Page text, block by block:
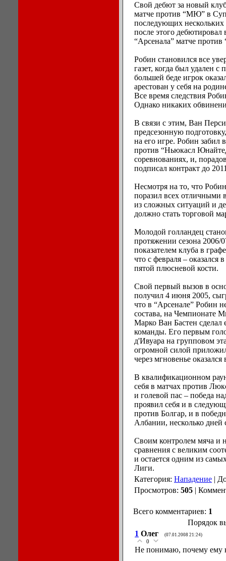
Свой дебют за новый
матче против “МЮ” в
последующих нескольких
после этого
“Арсенала” матче
Робин становился все
газет, когда был удален
большей беде игрок
арестован у себя на
Все время следствия
Однако никаких
В связи с этим, Ван
предсезонную
на его игре. Робин
против “Ньюкасл
соревнованиях, и,
подписал контракт до
Несмотря на то, что
поразил всех отличными
из сложных ситуаций и
должно стать торговой
Молодой голландец
протяжении сезона 2006/
показателем клуба в
что с февраля – оказался
пятой плюсневой кости.
Свой первый вызов в
получил 4 июня 2005,
что в “Арсенале” Робин
состава, на Чемпионате
Марко Ван Бастен
команды. Его первым
д'Ивуара на групповом
огромной силой
через мгновенье оказался
В квалификационном
себя в матчах против
и голевой пас – победа
проявил себя и в
против Болгар, и в
Албании, несколько дней
Своим контролем мяча и
сравнения с великим
и остается одним из
Лиги.
Категория: Нападение |
Просмотров: 505 |
Всего комментариев: 1
Порядок
1 Олег (07.01.2008 21:24)
0
Не понимаю, почему ему